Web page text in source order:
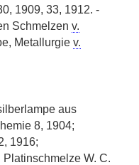
1909, 33, 1912. -
Schmelzen v.
Metallurgie v.
aus
8, 1904;
1916;
W. C.